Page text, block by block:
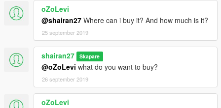
oZoLevi
@shairan27 Where can i buy it? And how much is it?
25 september 2019
shairan27 Skapare
@oZoLevi what do you want to buy?
26 september 2019
oZoLevi